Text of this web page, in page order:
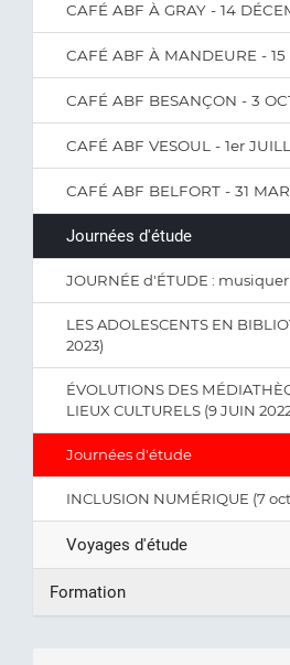
CAFÉ ABF À GRAY - 14
CAFÉ ABF À MANDEURE -
CAFÉ ABF BESANÇON - 3
CAFÉ ABF VESOUL - 1er
CAFÉ ABF BELFORT - 31
Journées d'étude
JOURNÉE d'ÉTUDE :
LES ADOLESCENTS EN
2023)
ÉVOLUTIONS DES
LIEUX CULTURELS (9 JUIN
Journées d'étude
INCLUSION NUMÉRIQUE (7
Voyages d'étude
Formation